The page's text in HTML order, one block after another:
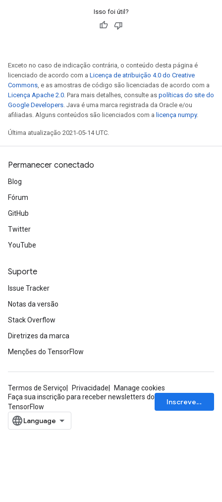
Isso foi útil?
Exceto no caso de indicação contrária, o conteúdo desta página é
licenciado de acordo com a Licença de atribuição 4.0 do Creative
Commons, e as amostras de código são licenciadas de acordo com a
Licença Apache 2.0. Para mais detalhes, consulte as políticas do site do
Google Developers. Java é uma marca registrada da Oracle e/ou
afiliadas. Alguns conteúdos são licenciados com a licença numpy.
Última atualização 2021-05-14 UTC.
Permanecer conectado
Blog
Fórum
GitHub
Twitter
YouTube
Suporte
Issue Tracker
Notas da versão
Stack Overflow
Diretrizes da marca
Menções do TensorFlow
Termos de Serviço Privacidade
Manage cookies
Faça sua inscrição para receber newsletters do
TensorFlow
Inscrever-se